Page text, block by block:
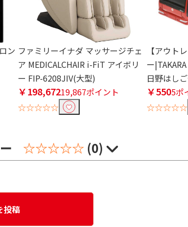
ン ファミリーイナダ マッサージチェ
ア MEDICALCHAIR i-FiT アイボリ
ー FIP-6208JIV(大型)
￥198,67219,867ポイント
☆☆☆☆☆
【アウト
ー
日野はし
￥5505ポ
☆☆☆☆☆
☆☆☆☆☆ (0)
投稿